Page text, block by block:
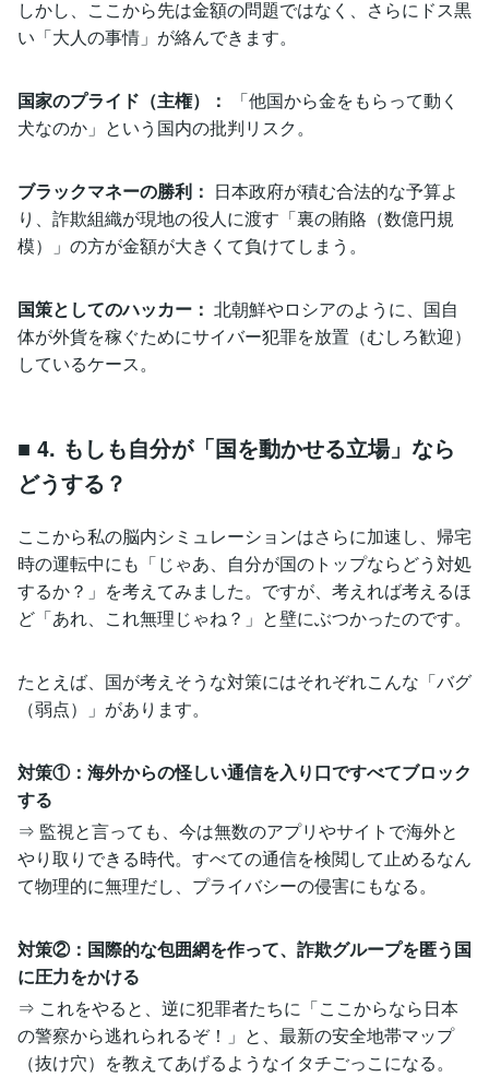
しかし、ここから先は金額の問題ではなく、さらにドス黒
い「大人の事情」が絡んできます。
国家のプライド（主権）：
「他国から金をもらって動く
犬なのか」という国内の批判リスク。
ブラックマネーの勝利： 日本政府が積む合法的な予算よ
り、詐欺組織が現地の役人に渡す「裏の賄賂（数億円規
模）」の方が金額が大きくて負けてしまう。
国策としてのハッカー： 北朝鮮やロシアのように、国自
体が外貨を稼ぐためにサイバー犯罪を放置（むしろ歓迎）
しているケース。
■ 4. もしも自分が「国を動かせる立場」なら
どうする？
ここから私の脳内シミュレーションはさらに加速し、帰宅
時の運転中にも「じゃあ、自分が国のトップならどう対処
するか？」を考えてみました。ですが、考えれば考えるほ
ど「あれ、これ無理じゃね？」と壁にぶつかったのです。
たとえば、国が考えそうな対策にはそれぞれこんな「バグ
（弱点）」があります。
対策①：海外からの怪しい通信を入り口ですべてブロック
する
⇒ 監視と言っても、今は無数のアプリやサイトで海外と
やり取りできる時代。すべての通信を検閲して止めるなん
て物理的に無理だし、プライバシーの侵害にもなる。
対策②：国際的な包囲網を作って、詐欺グループを匿う国
に圧力をかける
⇒ これをやると、逆に犯罪者たちに「ここからなら日本
の警察から逃れられるぞ！」と、最新の安全地帯マップ
（抜け穴）を教えてあげるようなイタチごっこになる。